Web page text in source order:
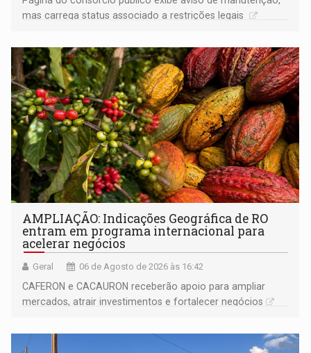
mas carrega status associado a restrições legais
AMPLIAÇÃO: Indicações Geográfica de RO
entram em programa internacional para
acelerar negócios
Geral 06 de Agosto de 2026 às 16:42
CAFERON e CACAURON receberão apoio para ampliar
mercados, atrair investimentos e fortalecer negócios